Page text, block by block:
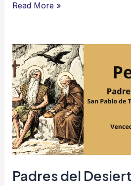
Read More »
Padres del
Padres
del
Desierto:
San
Pablo
de
Tebas
–
San